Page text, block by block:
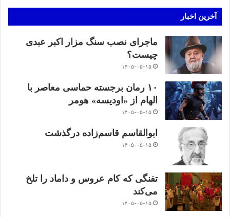
آخرین اخبار
ماجرای نصب سنگ مزار اکبر عبدی
چیست؟
۱۴۰۵-۰۵-۱۵
۱۰ رمان برجسته حماسی معاصر با
الهام از «اودیسه» هومر
۱۴۰۵-۰۵-۱۵
ابوالقاسم قاسم‌زاده درگذشت
۱۴۰۵-۰۵-۱۵
تفنگی که کام عروس و داماد را تلخ
می‌کند
۱۴۰۵-۰۵-۱۵